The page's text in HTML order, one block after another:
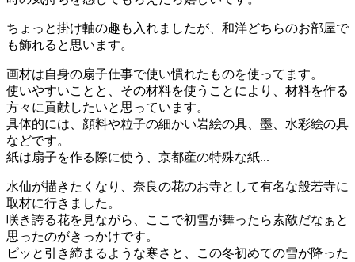
ちょっと掛け軸の趣も入れましたが、和洋どちらのお部屋で
も飾れると思います。
画材は自身の扇子仕事で使い慣れたものを使ってます。
使いやすいことと、その材料を使うことにより、材料を作る
方々に貢献したいと思っています。
具体的には、顔料や粒子の細かい岩絵の具、墨、水彩絵の具
などです。
紙は扇子を作る際に使う、京都産の特殊な紙...
水仙が描きたくなり、奈良の花のお寺として有名な般若寺に
取材に行きました。
咲き誇る花を見ながら、ここで初雪が舞ったら素敵だなぁと
思ったのがきっかけです。
ピッと引き締まるような寒さと、この冬初めての雪が降った